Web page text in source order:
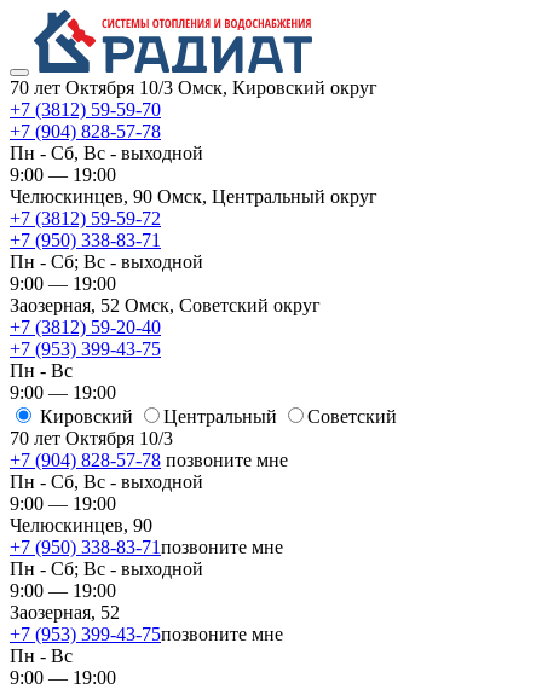
70 лет Октября 10/3 Омск, Кировский округ
+7 (3812) 59-59-70
+7 (904) 828-57-78
Пн - Сб, Вс - выходной
9:00 — 19:00
Челюскинцев, 90 Омск, ​Центральный округ
+7 (3812) 59-59-72
+7 (950) 338-83-71
Пн - Сб; Вс - выходной
9:00 — 19:00
Заозерная, 52 Омск, ​Советский округ
+7 (3812) 59-20-40
+7 (953) 399-43-75
Пн - Вс
9:00 — 19:00
Кировский
​Центральный
​Советский
70 лет Октября 10/3
+7 (904) 828-57-78 позвоните мне
Пн - Сб, Вс - выходной
9:00 — 19:00
Челюскинцев, 90
+7 (950) 338-83-71позвоните мне
Пн - Сб; Вс - выходной
9:00 — 19:00
Заозерная, 52
+7 (953) 399-43-75позвоните мне
Пн - Вс
9:00 — 19:00